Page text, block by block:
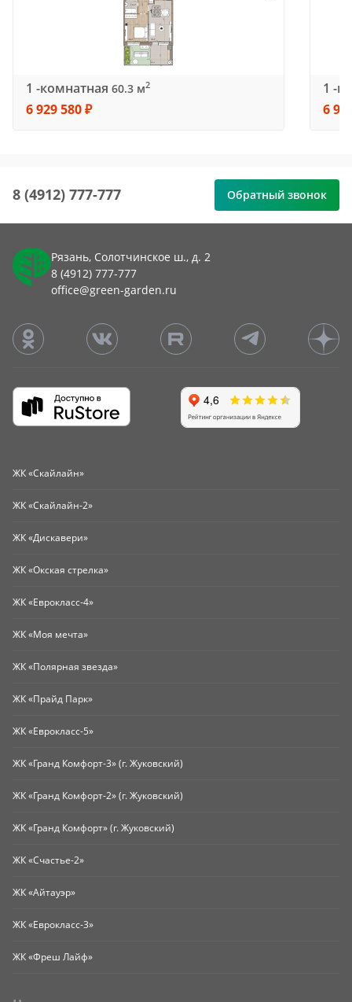
1 -комнатная 60.3 м2
6 929 580 ₽
1 -
6
8 (4912) 777-777 Обратный звонок
Рязань, Солотчинское ш., д. 2
8 (4912) 777-777
office@green-garden.ru
ЖК «Скайлайн»
ЖК «Скайлайн-2»
ЖК «Дискавери»
ЖК «Окская стрелка»
ЖК «Еврокласс-4»
ЖК «Моя мечта»
ЖК «Полярная звезда»
ЖК «Прайд Парк»
ЖК «Еврокласс-5»
ЖК «Гранд Комфорт-3» (г. Жуковский)
ЖК «Гранд Комфорт-2» (г. Жуковский)
ЖК «Гранд Комфорт» (г. Жуковский)
ЖК «Счастье-2»
ЖК «Айтауэр»
ЖК «Еврокласс-3»
ЖК «Фреш Лайф»